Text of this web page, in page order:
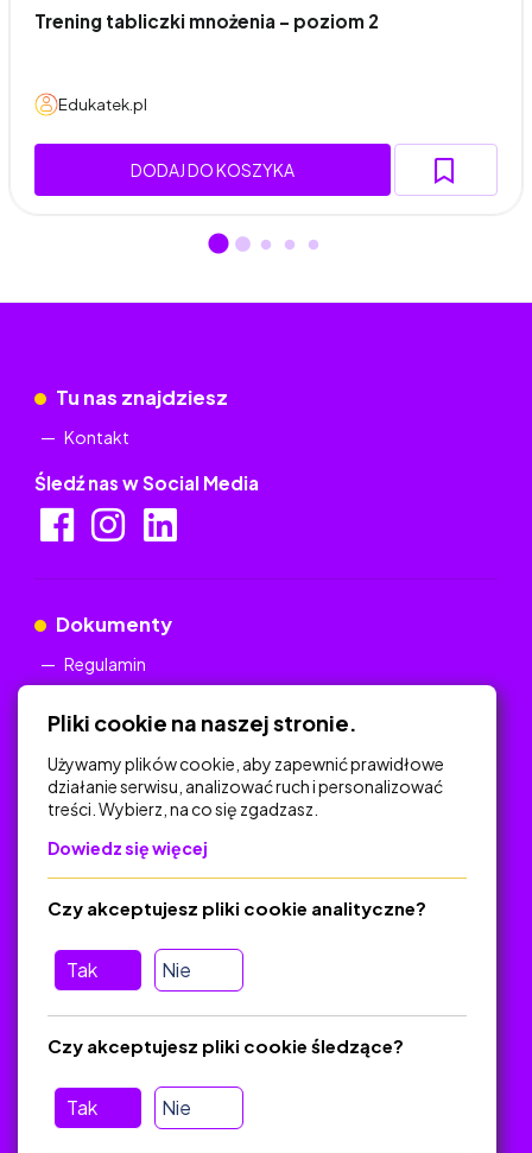
Trening tabliczki mnożenia – poziom 2
Edukatek.pl
DODAJ DO KOSZYKA
Tu nas znajdziesz
Kontakt
Śledź nas w Social Media
Dokumenty
Regulamin
Na skróty
Polityka Prywatności
Regulamin
O platformie
Baza materiałów dydaktycznych
Jak zostać autorem
FAQ
Pomoc
Pliki cookie na naszej stronie.
Używamy plików cookie, aby zapewnić prawidłowe
działanie serwisu, analizować ruch i personalizować
treści. Wybierz, na co się zgadzasz.
Dowiedz się więcej
Tak Nie
Czy akceptujesz pliki cookie analityczne?
Tak Nie
Czy akceptujesz pliki cookie śledzące?